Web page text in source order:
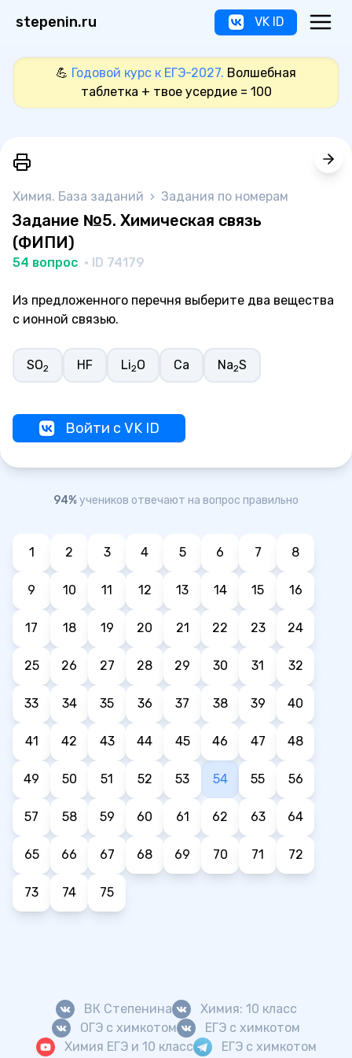
stepenin.ru VK ID
💪 Годовой курс к ЕГЭ-2027. Волшебная
таблетка + твое усердие = 100
Химия. База заданий › Задания по номерам
Задание №5. Химическая связь
(ФИПИ)
54 вопрос · ID 74179
Из предложенного перечня выберите два вещества
с ионной связью.
SO2 HF Li2O Ca Na2S
Войти с VK ID
94%учеников отвечают на вопрос правильно
1 2 3 4 5 6 7 8
9 10 11 12 13 14 15 16
17 18 19 20 21 22 23 24
25 26 27 28 29 30 31 32
33 34 35 36 37 38 39 40
41 42 43 44 45 46 47 48
49 50 51 52 53 54 55 56
57 58 59 60 61 62 63 64
65 66 67 68 69 70 71 72
73 74 75
ВК Степенина
Химия: 10 класс
ОГЭ с химкотом
ЕГЭ с химкотом
Химия ЕГЭ и 10 класс
ЕГЭ с химкотом